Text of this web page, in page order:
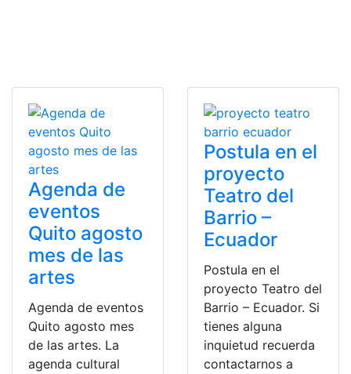
Agenda de
eventos
Quito agosto
mes de las
artes
Agenda de eventos
Quito agosto mes
de las artes. La
agenda cultural
Postula en el
proyecto
Teatro del
Barrio –
Ecuador
Postula en el
proyecto Teatro del
Barrio – Ecuador. Si
tienes alguna
inquietud recuerda
contactarnos a